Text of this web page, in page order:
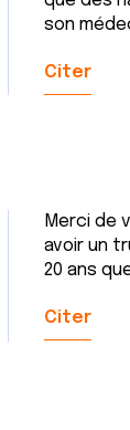
son
Citer
Merci de
avoir un
20 ans
Citer